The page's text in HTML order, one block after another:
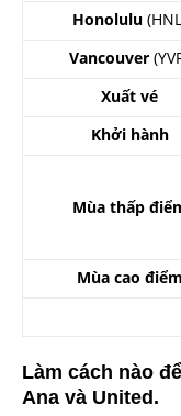
Honolulu
Vancouver
Xuất vé
Khởi hành
Mùa thấp
Mùa cao điểm
Làm cách nào
Ana và United.